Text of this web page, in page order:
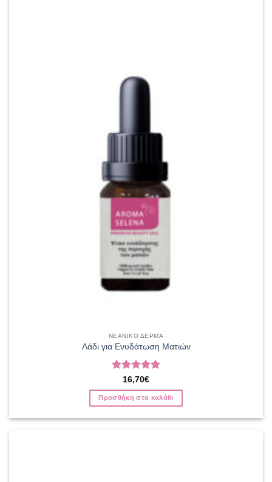
ΝΕΑΝΙΚΟ ΔΕΡΜΑ
Λάδι για Ενυδάτωση Ματιών
Βαθμολογήθηκε
με5από 5
16,70€
Προσθήκη στο καλάθι